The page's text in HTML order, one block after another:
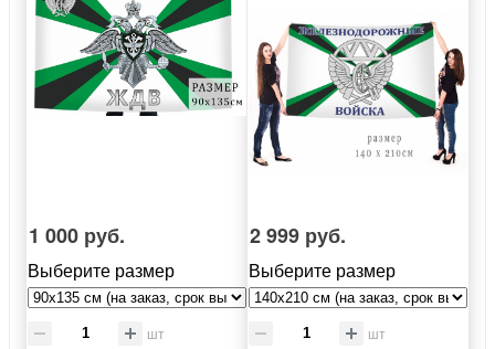
1 000 руб.
Выберите размер
шт
2 999 руб.
Выберите размер
шт